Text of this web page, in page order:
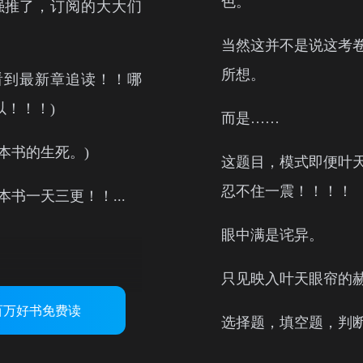
万好书免费读